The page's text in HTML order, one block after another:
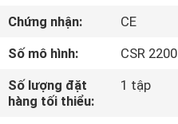
VỀ
CHÚNG
TÔI
Chứng nhận:
CE
Số mô hình:
CSR 2200
Số lượng đặt
hàng tối thiểu:
1 tập